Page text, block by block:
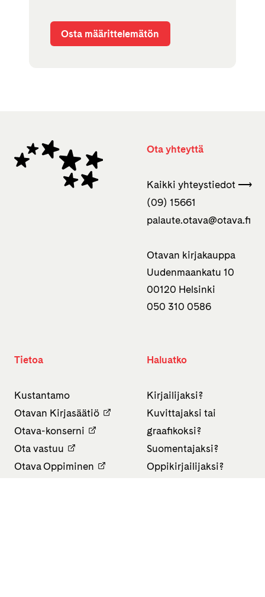
Osta määrittelemätön
Ota yhteyttä
Kaikki yhteystiedot ⟶
(09) 15661
palaute.otava­@otava.fi
Otavan kirjakauppa
Uudenmaankatu 10
00120 Helsinki
050 310 0586
Tietoa
Kustantamo
Otavan Kirjasäätiö
Otava-konserni
Ota vastuu
Otava Oppiminen
Haluatko
Kirjailijaksi?
Kuvittajaksi tai
graafikoksi?
Suomentajaksi?
Oppikirjailijaksi?